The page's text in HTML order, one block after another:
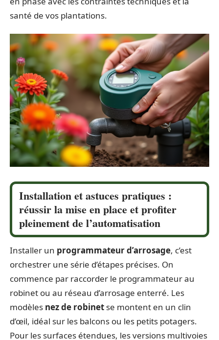
santé de vos plantations.
Installation et astuces pratiques :
réussir la mise en place et profiter
pleinement de l’automatisation
Installer un programmateur d’arrosage, c’est
orchestrer une série d’étapes précises. On
commence par raccorder le programmateur au
robinet ou au réseau d’arrosage enterré. Les
modèles nez de robinet se montent en un clin
d’œil, idéal sur les balcons ou les petits potagers.
Pour les surfaces étendues, les versions multivoies